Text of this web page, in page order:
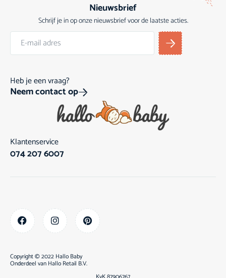
Nieuwsbrief
Schrijf je in op onze nieuwsbrief voor de laatste acties.
Heb je een vraag?
Neem contact op
Klantenservice
074 207 6007
Copyright © 2022 Hallo Baby
Onderdeel van Hallo Retail B.V.